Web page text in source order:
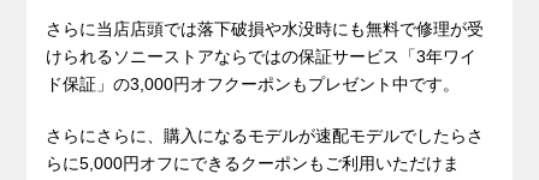
さらに当店店頭では落下破損や水没時にも無料で修理が受
けられるソニーストアならではの保証サービス「3年ワイ
ド保証」の3,000円オフクーポンもプレゼント中です。
さらにさらに、購入になるモデルが速配モデルでしたらさ
らに5,000円オフにできるクーポンもご利用いただけま